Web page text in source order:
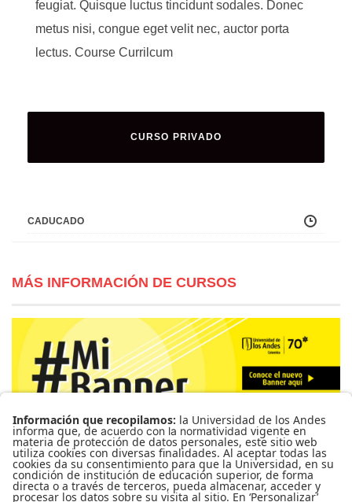
feugiat. Quisque luctus tincidunt sodales. Donec
metus nisi, congue eget velit nec, auctor porta
lectus. Course Currilcum
CURSO PRIVADO
CADUCADO
MÁS INFORMACIÓN DE CURSOS
Para más información de cursos, horarios y cupos visite el
Sistema de Información Banner